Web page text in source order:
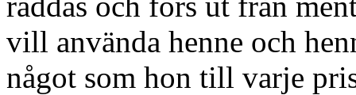
vill använda henne och
något som hon till varje